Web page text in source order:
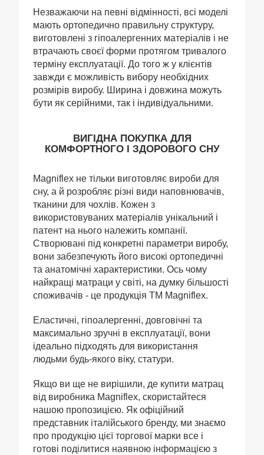
Незважаючи на певні відмінності, всі моделі
мають ортопедично правильну структуру,
виготовлені з гіпоалергенних матеріалів і не
втрачають своєї форми протягом тривалого
терміну експлуатації. До того ж у клієнтів
завжди є можливість вибору необхідних
розмірів виробу. Ширина і довжина можуть
бути як серійними, так і індивідуальними.
ВИГІДНА ПОКУПКА ДЛЯ
КОМФОРТНОГО І ЗДОРОВОГО СНУ
Magniflex не тільки виготовляє вироби для
сну, а й розробляє різні види наповнювачів,
тканини для чохлів. Кожен з
використовуваних матеріалів унікальний і
патент на нього належить компанії.
Створювані під конкретні параметри виробу,
вони забезпечують його високі ортопедичні
та анатомічні характеристики. Ось чому
найкращі матраци у світі, на думку більшості
споживачів - це продукція ТМ Magniflex.
Еластичні, гіпоалергенні, довговічні та
максимально зручні в експлуатації, вони
ідеально підходять для використання
людьми будь-якого віку, статури.
Якщо ви ще не вирішили, де купити матрац
від виробника Magniflex, скористайтеся
нашою пропозицією. Як офіційний
представник італійського бренду, ми знаємо
про продукцію цієї торгової марки все і
готові поділитися наявною інформацією з